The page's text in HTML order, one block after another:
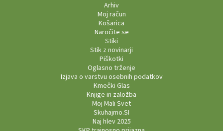
Arhiv
Moj račun
Košarica
Naročite se
Stiki
Stik z novinarji
Piškotki
Oglasno trženje
Izjava o varstvu osebnih podatkov
Kmečki Glas
Knjige in založba
Moj Mali Svet
Skuhajmo.SI
Naj hlev 2025